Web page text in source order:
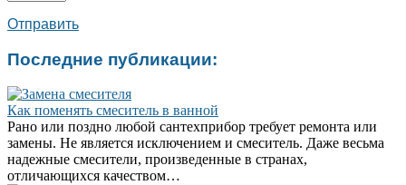
Отправить
Последние публикации:
Как поменять смеситель в ванной
Рано или поздно любой сантехприбор требует ремонта или
замены. Не является исключением и смеситель. Даже весьма
надежные смесители, произведенные в странах,
отличающихся качеством…